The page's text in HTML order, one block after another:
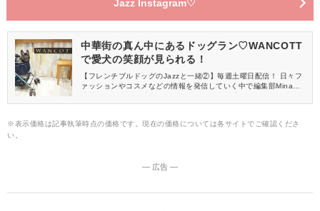
Jazz Instagram♡
中華街の真ん中にあるドッグラン♡WANCOTT
で愛犬の笑顔が見られる！
【フレンチブルドッグのJazzと一緒②】毎週土曜日配信！ 日々フ
ァッションやコスメなどの情報を発信していく中で編集部Minaが
一コマ♡ 今回は、お友達と一緒に中華街にあるWANCOTT(ワンコ
※表示価格は記事執筆時点の価格です。現在の価格については各サイトでご確認くださ
い。
― 広告 ―